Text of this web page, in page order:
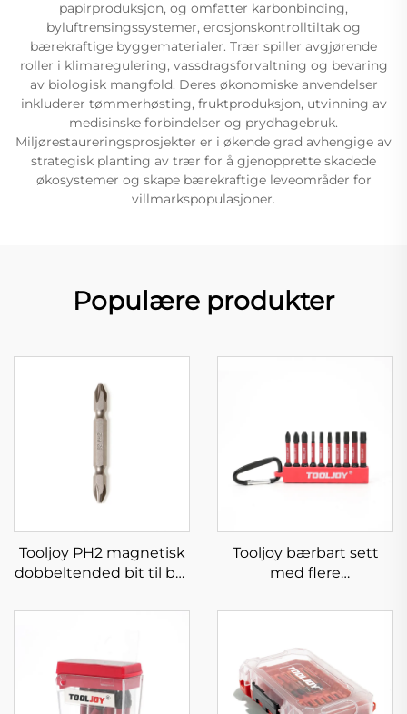
papirproduksjon, og omfatter karbonbinding,
byluftrensingssystemer, erosjonskontrolltiltak og
bærekraftige byggematerialer. Trær spiller avgjørende
roller i klimaregulering, vassdragsforvaltning og bevaring
av biologisk mangfold. Deres økonomiske anvendelser
inkluderer tømmerhøsting, fruktproduksjon, utvinning av
medisinske forbindelser og prydhagebruk.
Miljørestaureringsprosjekter er i økende grad avhengige av
strategisk planting av trær for å gjenopprette skadede
økosystemer og skape bærekraftige leveområder for
villmarkspopulasjoner.
Populære produkter
Tooljoy PH2 magnetisk
dobbeltended bit til bor
Tooljoy bærbart sett
med flere
karabinhake-